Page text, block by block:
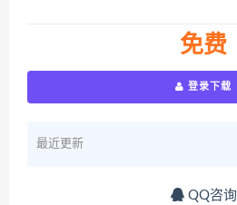
免费
登录下载
最近更新
QQ咨询